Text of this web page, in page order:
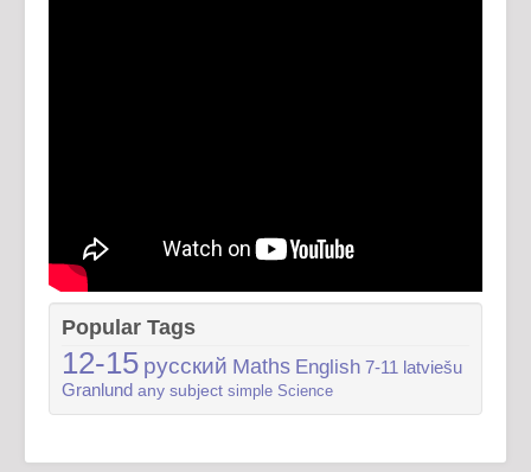
Popular Tags
12-15 русский Maths English 7-11 latviešu
Granlund any subject simple Science